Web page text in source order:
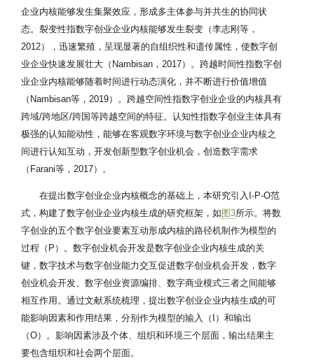
企业内核能够发生集聚效应，形成多主体参与并共生的协同状
态。裂变性指数字创业企业内核能够发生裂变（李志刚等，
2012），迅速繁殖，呈现显著的自组织性和遗传属性，使数字创
业企业快速发展壮大（Nambisan，2017）。跨越时间性指数字创
业企业内核能够随着时间进行动态演化，并不断进行价值增值
（Nambisan等，2019）。跨越空间性指数字创业企业的内核具有
跨域/跨地区/跨国等跨越空间的特征。认知性指数字创业主体具有
极强的认知能动性，能够在客观数字环境与数字创业企业内核之
间进行认知互动，开发创新型数字创业机会，创造数字需求
（Farani等，2017）。
在提出数字创业企业内核概念的基础上，本研究引入I-P-O范
式，构建了数字创业企业内核生成的研究框架，如 图3所示。将数
字创业的五个数字创业要素互动形成内核的路径机制作为模型的
过程（P）。数字创业机会开发是数字创业企业内核生成的关
键，数字技术与数字创业能力交互促进数字创业机会开发，数字
创业机会开发、数字创业资源编排、数字商业模式三者之间能够
相互作用。通过文献系统梳理，提出数字创业企业内核生成的可
能影响因素和作用结果，分别作为模型的输入（I）和输出
（O）。影响因素涉及个体、组织和环境三个层面，输出结果主
要包含组织和社会两个层面。